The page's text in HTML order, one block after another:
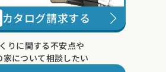
カタログ請求する
りに関する不安点や
家について相談したい